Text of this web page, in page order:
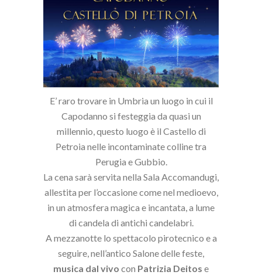
E’ raro trovare in Umbria un luogo in cui il
Capodanno si festeggia da quasi un
millennio, questo luogo è il Castello di
Petroia nelle incontaminate colline tra
Perugia e Gubbio.
La cena sarà servita nella Sala Accomandugi,
allestita per l’occasione come nel medioevo,
in un atmosfera magica e incantata, a lume
di candela di antichi candelabri.
A mezzanotte lo spettacolo pirotecnico e a
seguire, nell’antico Salone delle feste,
musica dal vivo con Patrizia Deitos e